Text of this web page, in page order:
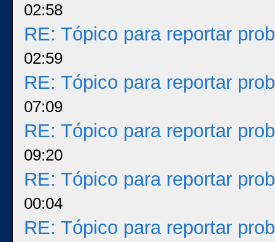
02:58
RE: Tópico para reportar
02:59
RE: Tópico para reportar
07:09
RE: Tópico para reportar
09:20
RE: Tópico para reportar
00:04
RE: Tópico para reportar